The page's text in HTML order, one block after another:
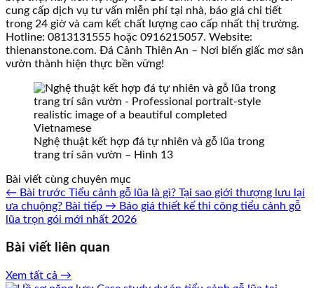
cung cấp dịch vụ tư vấn miễn phí tại nhà, báo giá chi tiết
trong 24 giờ và cam kết chất lượng cao cấp nhất thị trường.
Hotline: 0813131555 hoặc 0916215057. Website:
thienanstone.com. Đá Cảnh Thiên An – Nơi biến giấc mơ sân
vườn thành hiện thực bền vững!
Nghệ thuật kết hợp đá tự nhiên và gỗ lũa trong
trang trí sân vườn – Hình 13
Bài viết cùng chuyên mục
← Bài trước Tiểu cảnh gỗ lũa là gì? Tại sao giới thượng lưu lại
ưa chuộng? Bài tiếp → Báo giá thiết kế thi công tiểu cảnh gỗ
lũa trọn gói mới nhất 2026
Bài viết liên quan
Xem tất cả →